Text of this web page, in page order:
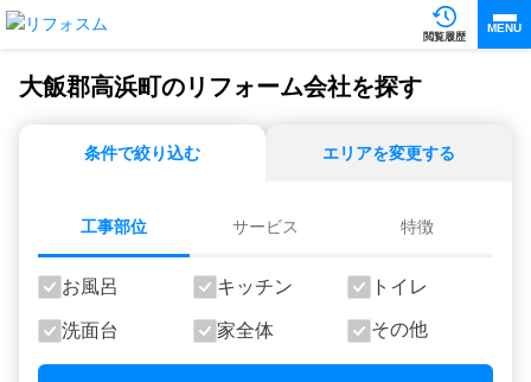
閲覧履歴
MENU
大飯郡高浜町のリフォーム会社を探す
条件で絞り込む エリアを変更する
工事部位 サービス 特徴
お風呂 キッチン トイレ
洗面台 家全体 その他